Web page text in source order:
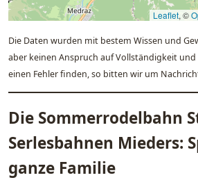
Leaflet, ©
Die Daten wurden mit bestem Wissen und
aber keinen Anspruch auf Vollständigkeit und
einen Fehler finden, so bitten wir um
Die Sommerrodelbahn
Serlesbahnen Mieders:
ganze Familie